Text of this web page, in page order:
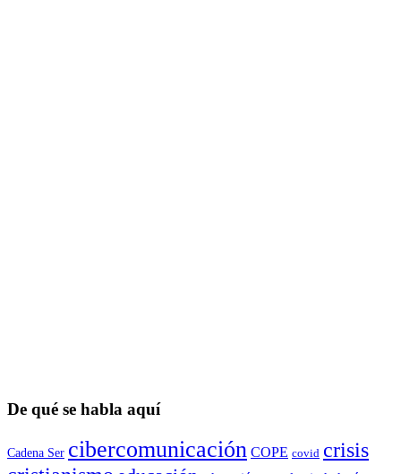
De qué se habla aquí
Cadena Ser cibercomunicación COPE covid crisis